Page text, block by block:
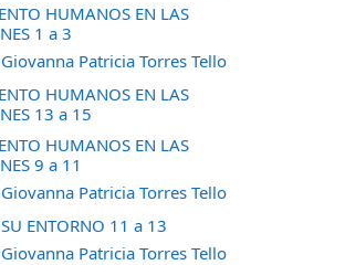
HUMANOS EN LAS
1 a 3
Patricia Torres Tello
HUMANOS EN LAS
13 a 15
HUMANOS EN LAS
9 a 11
Patricia Torres Tello
ENTORNO 11 a 13
Patricia Torres Tello